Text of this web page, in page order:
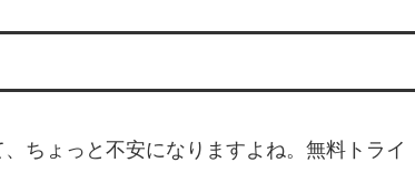
ちょっと不安になりますよね。無料トライ